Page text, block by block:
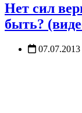
Нет сил
быть?
07.07.2013